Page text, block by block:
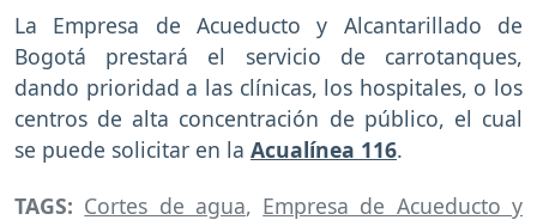
La Empresa de Acueducto y Alcantarillado de
Bogotá prestará el servicio de carrotanques,
dando prioridad a las clínicas, los hospitales, o los
centros de alta concentración de público, el cual
se puede solicitar en la Acualínea 116.
TAGS: Cortes de agua, Empresa de Acueducto y